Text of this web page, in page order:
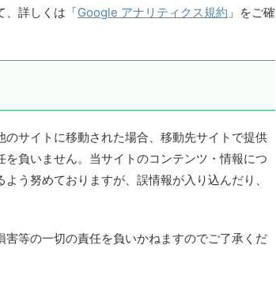
、詳しくは「Google アナリティクス規約 」をご確
サイトに移動された場合、移動先サイトで提供
負いません。当サイトのコンテンツ・情報につ
う努めておりますが、誤情報が入り込んだり、
等の一切の責任を負いかねますのでご了承くだ